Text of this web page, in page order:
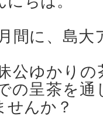
間に、島
公ゆかりの
の呈茶を通
せんか？